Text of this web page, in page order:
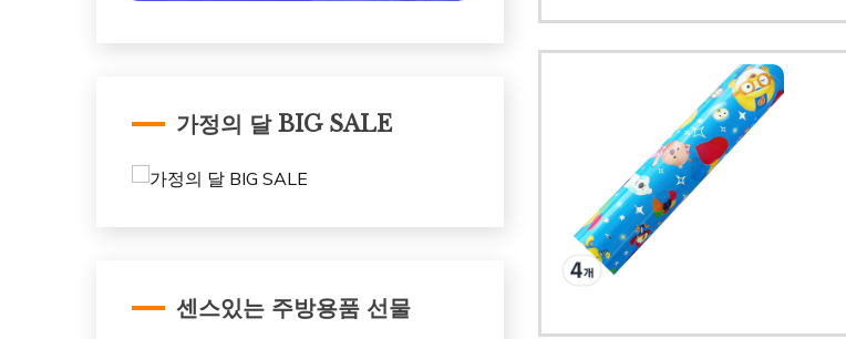
가정의 달 BIG SALE
센스있는 주방용품 선물